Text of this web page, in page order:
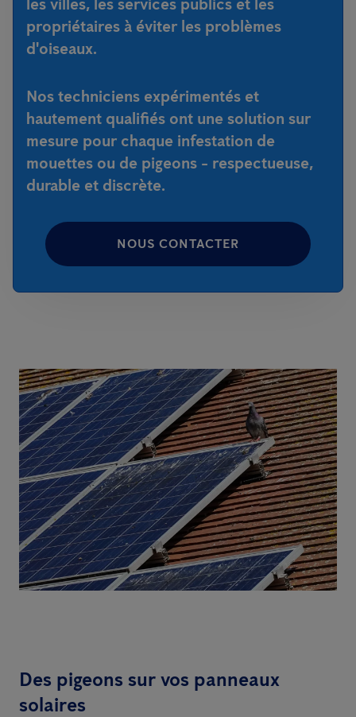
les villes, les services publics et les
propriétaires à éviter les problèmes
d'oiseaux.
Nos techniciens expérimentés et
hautement qualifiés ont une solution sur
mesure pour chaque infestation de
mouettes ou de pigeons - respectueuse,
durable et discrète.
NOUS CONTACTER
Des pigeons sur vos panneaux
solaires